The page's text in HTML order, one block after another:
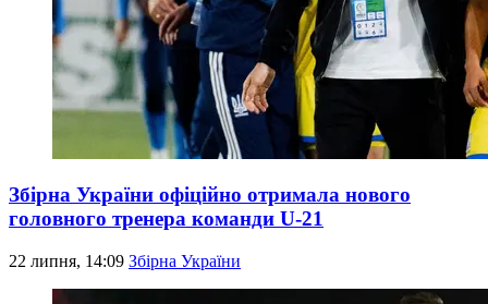
Збірна України офіційно отримала нового
головного тренера команди U-21
22 липня, 14:09 Збірна України